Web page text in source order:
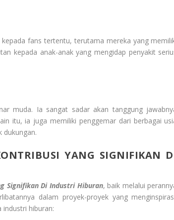
fans tertentu, terutama mereka yang
kepada anak-anak yang mengidap penyakit
muda. Ia sangat sadar akan tanggung
itu, ia juga memiliki penggemar dari berbagai
dukungan.
YANG SIGNIFIKAN
Signifikan Di Industri Hiburan, baik melalui
dalam proyek-proyek yang
hiburan: